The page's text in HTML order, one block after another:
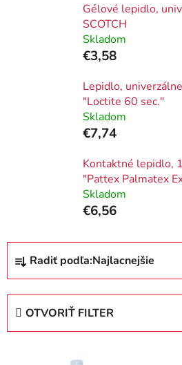
Gélové lepidlo,
SCOTCH
Skladom
€3,58
Lepidlo,
"Loctite 60 sec."
Skladom
€7,74
Kontaktné lepidlo,
"Pattex Palmatex
Skladom
€6,56
R
d
Radiť podľa:Najlacnejšie
OTVORIŤ FILTER